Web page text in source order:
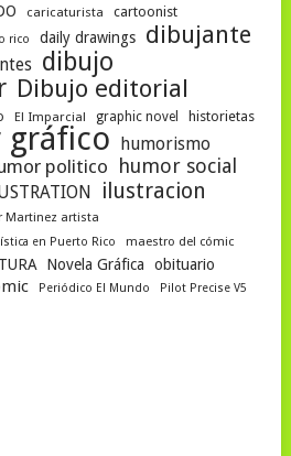
caricaturista cartoonist
rico daily drawings dibujante
dibujo
Dibujo editorial
El Imparcial graphic novel historietas
gráfico humorismo
politico humor social
ilustracion
Martinez artista
en Puerto Rico
maestro del cómic
Novela Gráfica obituario
Periódico El Mundo
Pilot Precise V5